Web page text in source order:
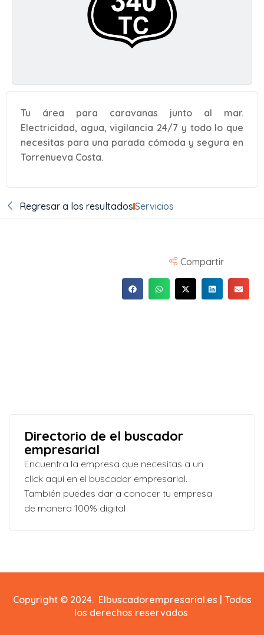
Tu área para caravanas junto al mar.
Electricidad, agua, vigilancia 24/7 y todo lo que
necesitas para una parada cómoda y segura en
Torrenueva Costa.
Regresar a los resultadosServicios
Compartir
Directorio de el buscador
empresarial
Encuentra la empresa que necesitas a un
click aquí en el buscador empresarial.
También puedes dar a conocer tu empresa
de manera 100% digital
Copyright © 2024. Elbuscadorempresarial.es | Todos
los derechos reservados